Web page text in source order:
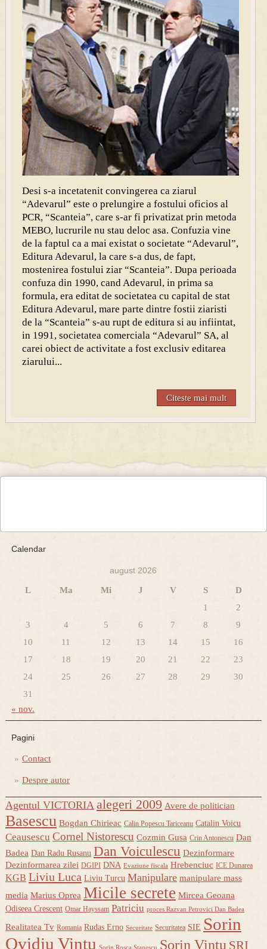
Desi s-a incetatenit convingerea ca ziarul
“Adevarul” este o prelungire a fostului oficios al
PCR, “Scanteia”, care s-ar fi privatizat prin metoda
MEBO, lucrurile nu stau deloc asa. Confuzia vine
de la faptul ca a mai existat o societate “Adevarul”,
Editura Adevarul, la care s-a dus, de fapt,
mostenirea fostului ziar “Scanteia”. Dupa perioada
confuza din 1990, cand Adevarul, in prima sa
formula, era editat de societatea cu capital de stat
Editura Adevarul, mare parte dintre fostii ziaristi
de la “Scanteia” s-au rupt de editura si au infiintat,
in 1991, societatea comerciala “Adevarul” SA, al
carei obiect de activitate a fost exclusiv editarea
ziarului...
Citeste mai mult
Calendar
august 2026
L Ma Mi J V S
D
1
2
3
4 5 6 7 8
9
10
11 12 13 14 15
16
17
18 19 20 21 22
23
24
25 26 27 28 29
30
31
« nov.
Pagini
Contact
Despre autor
Agentul VICTORIA alegeri 2009 Avere de politician
Basescu Bogdan Chirieac Calin Popescu Tariceanu Catalin Voicu
Ceausescu Cornel Nistorescu Cozmin Gusa Crin Antonescu Dan
Badea Dan Radu Rusanu Dan Voiculescu Dezinformare
Dezinformarea zilei DGIPI DNA Evaziune fiscala Hrebenciuc ICE Dunarea
KGB Liviu Luca Liviu Turcu Manipulare manipulare mass
media Marius Oprea Micile secrete Mircea Geoana
Odiseea Crescent Omar Hayssam Patriciu proces Razvan Petrovici Dan Badea
Realitatea Tv Romania Rudas Erno Securitate Securitatea SIE Sorin
Ovidiu Vintu Sorin Rosca Stanescu Sorin Vintu SRI